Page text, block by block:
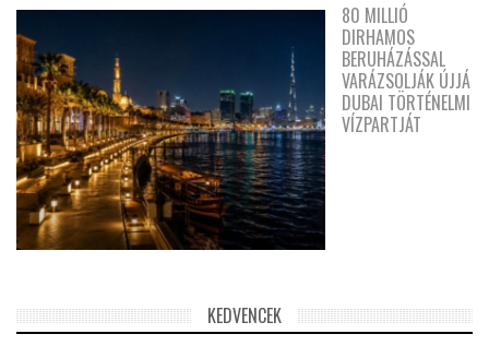
80 MILLIÓ
DIRHAMOS
BERUHÁZÁSSAL
VARÁZSOLJÁK ÚJJÁ
DUBAI TÖRTÉNELMI
VÍZPARTJÁT
KEDVENCEK